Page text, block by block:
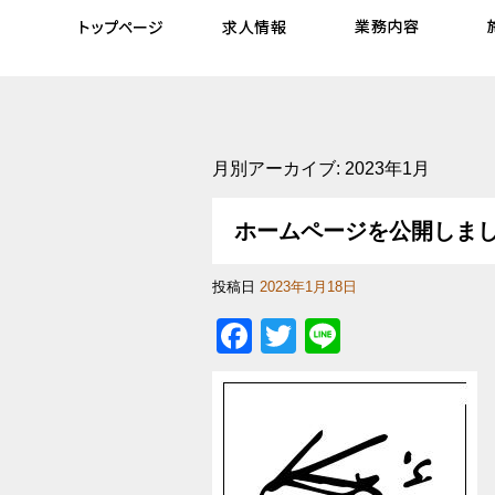
月別アーカイブ: 2023年1月
ホームページを公開しま
投稿日 2023年1月18日
Facebook
Twitter